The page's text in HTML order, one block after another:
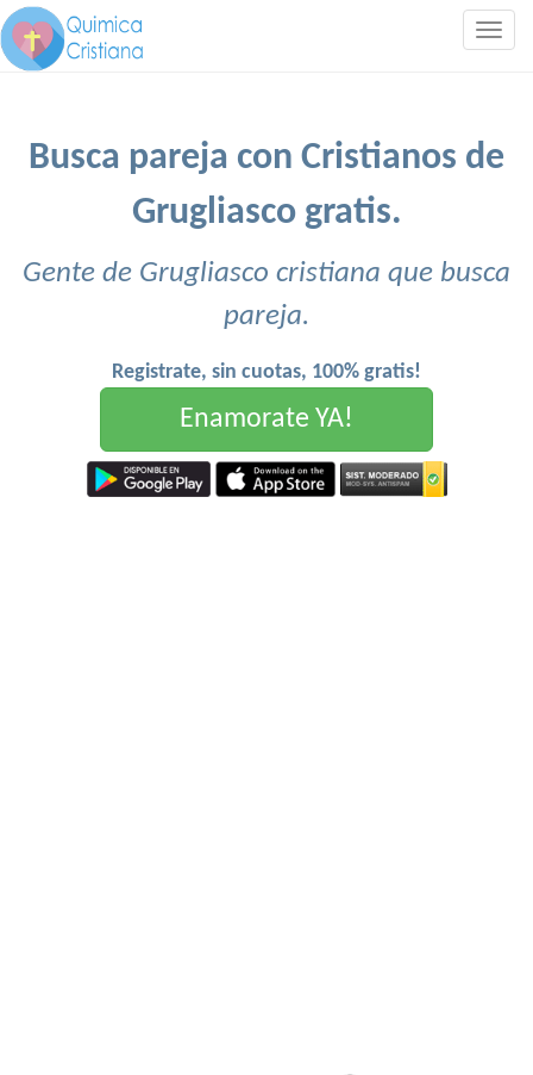
Busca pareja con Cristianos de
Grugliasco gratis.
Gente de Grugliasco cristiana que busca
pareja.
Registrate, sin cuotas, 100% gratis!
Enamorate YA!